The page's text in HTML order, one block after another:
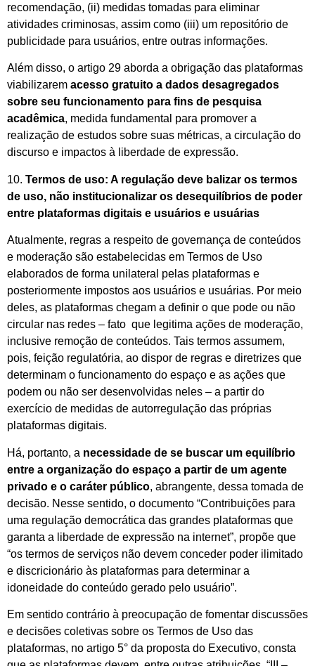
recomendação, (ii) medidas tomadas para eliminar
atividades criminosas, assim como (iii) um repositório de
publicidade para usuários, entre outras informações.
Além disso, o artigo 29 aborda a obrigação das plataformas
viabilizarem acesso gratuito a dados desagregados
sobre seu funcionamento para fins de pesquisa
acadêmica, medida fundamental para promover a
realização de estudos sobre suas métricas, a circulação do
discurso e impactos à liberdade de expressão.
10. Termos de uso: A regulação deve balizar os termos
de uso, não institucionalizar os desequilíbrios de poder
entre plataformas digitais e usuários e usuárias
Atualmente, regras a respeito de governança de conteúdos
e moderação são estabelecidas em Termos de Uso
elaborados de forma unilateral pelas plataformas e
posteriormente impostos aos usuários e usuárias. Por meio
deles, as plataformas chegam a definir o que pode ou não
circular nas redes – fato que legitima ações de moderação,
inclusive remoção de conteúdos. Tais termos assumem,
pois, feição regulatória, ao dispor de regras e diretrizes que
determinam o funcionamento do espaço e as ações que
podem ou não ser desenvolvidas neles – a partir do
exercício de medidas de autorregulação das próprias
plataformas digitais.
Há, portanto, a necessidade de se buscar um equilíbrio
entre a organização do espaço a partir de um agente
privado e o caráter público, abrangente, dessa tomada de
decisão. Nesse sentido, o documento “Contribuições para
uma regulação democrática das grandes plataformas que
garanta a liberdade de expressão na internet”, propõe que
“os termos de serviços não devem conceder poder ilimitado
e discricionário às plataformas para determinar a
idoneidade do conteúdo gerado pelo usuário”.
Em sentido contrário à preocupação de fomentar discussões
e decisões coletivas sobre os Termos de Uso das
plataformas, no artigo 5° da proposta do Executivo, consta